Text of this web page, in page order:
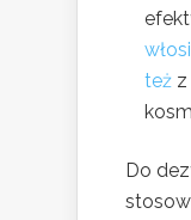
też
Do